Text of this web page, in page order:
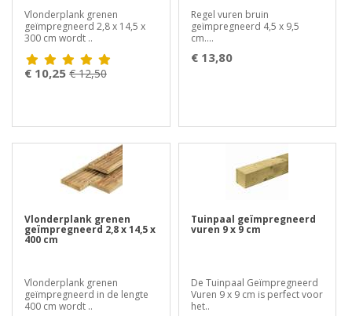
Vlonderplank grenen
geïmpregneerd 2,8 x 14,5 x
300 cm wordt ..
€ 10,25 € 12,50
Regel vuren bruin
geïmpregneerd 4,5 x 9,5
cm....
€ 13,80
Vlonderplank grenen
geïmpregneerd 2,8 x 14,5 x
400 cm
Vlonderplank grenen
geïmpregneerd in de lengte
400 cm wordt ..
Tuinpaal geïmpregneerd
vuren 9 x 9 cm
De Tuinpaal Geïmpregneerd
Vuren 9 x 9 cm is perfect voor
het..